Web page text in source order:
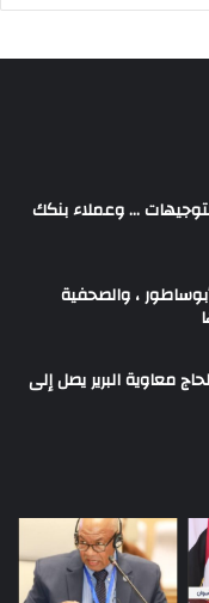
… وعملاء بنكك
، والصحفية
معاوية البرير يصل إلى